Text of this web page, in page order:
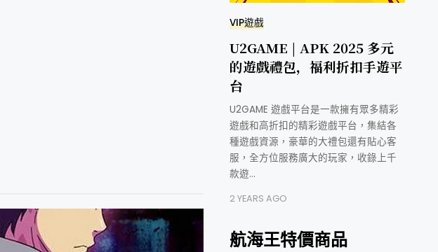
VIP遊戲
U2GAME | APK 2025 多元
的遊戲禮包，福利折扣手遊平
台
U2GAME 遊戲平台是一款擁有眾多精彩
遊戲和高折扣的精彩遊戲平台，集結各
種遊戲資源，豪華的大禮包還有貼心客
服，全方位服務廣大的玩家，收錄上千
款遊…
2 YEARS AGO
航海王特價商品